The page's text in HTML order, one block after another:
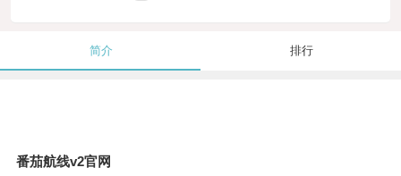
简介 排行
番茄航线v2官网